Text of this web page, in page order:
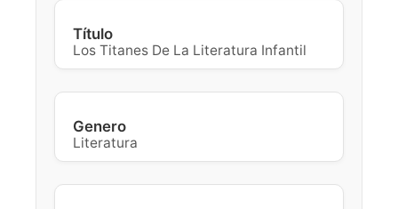
Título
Los Titanes De La Literatura Infantil
Genero
Literatura